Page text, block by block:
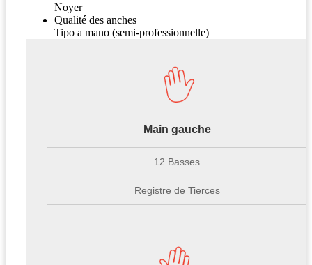
Noyer
Qualité des anches
Tipo a mano (semi-professionnelle)
Main gauche
12 Basses
Registre de Tierces